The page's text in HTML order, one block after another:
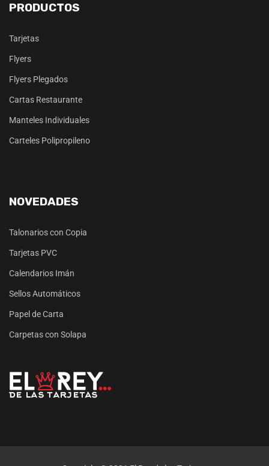
PRODUCTOS
Tarjetas
Flyers
Flyers Plegados
Cartas Restaurante
Manteles Individuales
Carteles Polipropileno
NOVEDADES
Talonarios con Copia
Tarjetas PVC
Calendarios Imán
Sellos Automáticos
Papel de Carta
Carpetas con Solapa